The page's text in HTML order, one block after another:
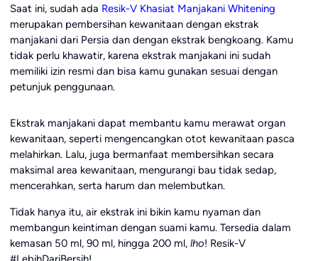
Saat ini, sudah ada Resik-V Khasiat Manjakani Whitening
merupakan pembersihan kewanitaan dengan ekstrak
manjakani dari Persia dan dengan ekstrak bengkoang. Kamu
tidak perlu khawatir, karena ekstrak manjakani ini sudah
memiliki izin resmi dan bisa kamu gunakan sesuai dengan
petunjuk penggunaan.
Ekstrak manjakani dapat membantu kamu merawat organ
kewanitaan, seperti mengencangkan otot kewanitaan pasca
melahirkan. Lalu, juga bermanfaat membersihkan secara
maksimal area kewanitaan, mengurangi bau tidak sedap,
mencerahkan, serta harum dan melembutkan.
Tidak hanya itu, air ekstrak ini bikin kamu nyaman dan
membangun keintiman dengan suami kamu. Tersedia dalam
kemasan 50 ml, 90 ml, hingga 200 ml, lho! Resik-V